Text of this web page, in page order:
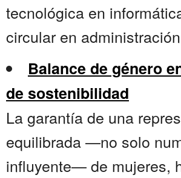
tecnológica en
circular en
Balance de género
de sostenibilidad
La garantía de una
equilibrada —no solo
influyente— de mujeres,